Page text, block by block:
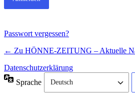
Passwort vergessen?
← Zu HÖNNE-ZEITUNG – Aktuelle
Datenschutzerklärung
Sprache